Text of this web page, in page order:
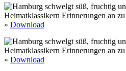
» Download
» Download